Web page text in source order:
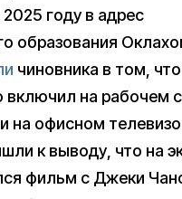
году в адрес
образования
чиновника в том,
включил на рабочем
на офисном
к выводу, что на
фильм с Джеки